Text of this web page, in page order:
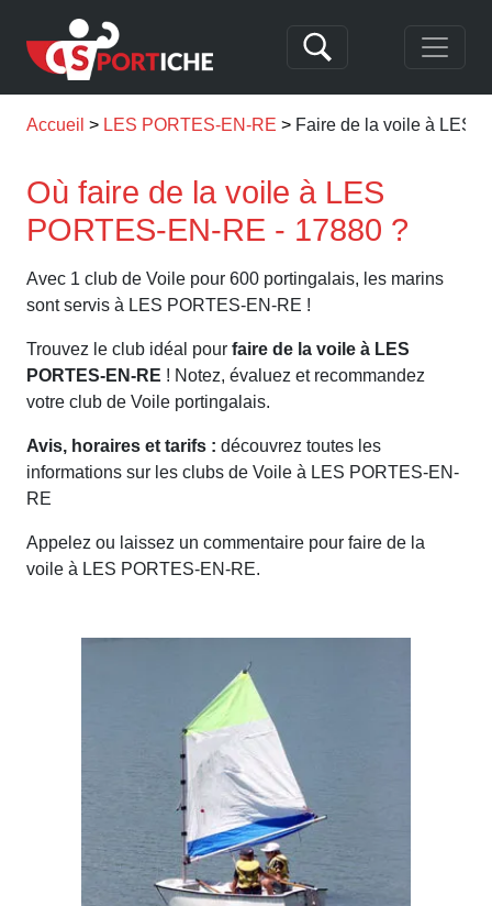
Accueil LES PORTES-EN-RE Faire de la voile à LES
Où faire de la voile à LES
PORTES-EN-RE - 17880 ?
Avec 1 club de Voile pour 600 portingalais, les marins
sont servis à LES PORTES-EN-RE !
Trouvez le club idéal pour faire de la voile à LES
PORTES-EN-RE ! Notez, évaluez et recommandez
votre club de Voile portingalais.
Avis, horaires et tarifs : découvrez toutes les
informations sur les clubs de Voile à LES PORTES-EN-
RE
Appelez ou laissez un commentaire pour faire de la
voile à LES PORTES-EN-RE.